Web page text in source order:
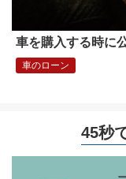
車を購入する時に
車のローン
45秒